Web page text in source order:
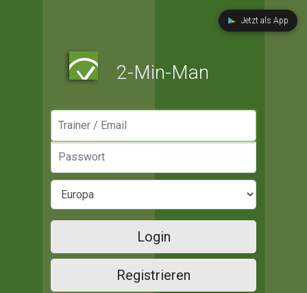
Jetzt als App
2-Min-Man
Login
Registrieren